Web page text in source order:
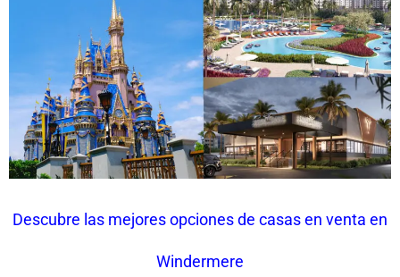
Descubre las mejores opciones de casas en venta en
Windermere